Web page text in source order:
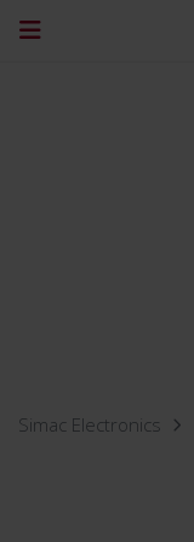
Simac Electronics